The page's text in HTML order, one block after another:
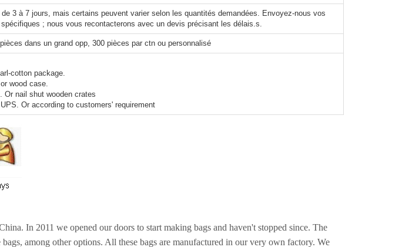
3 à 7 jours, mais certains peuvent varier selon les quantités demandées. Envoyez-nous vos
; nous vous recontacterons avec un devis précisant les délais.s.
dans un grand opp, 300 pièces par ctn ou personnalisé
cotton package.
wood case.
Or nail shut wooden crates
Or according to customers' requirement
In 2011 we opened our doors to start making bags and haven't stopped since. The
among other options. All these bags are manufactured in our very own factory. We